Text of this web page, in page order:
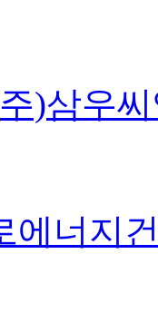
)삼우
에너지